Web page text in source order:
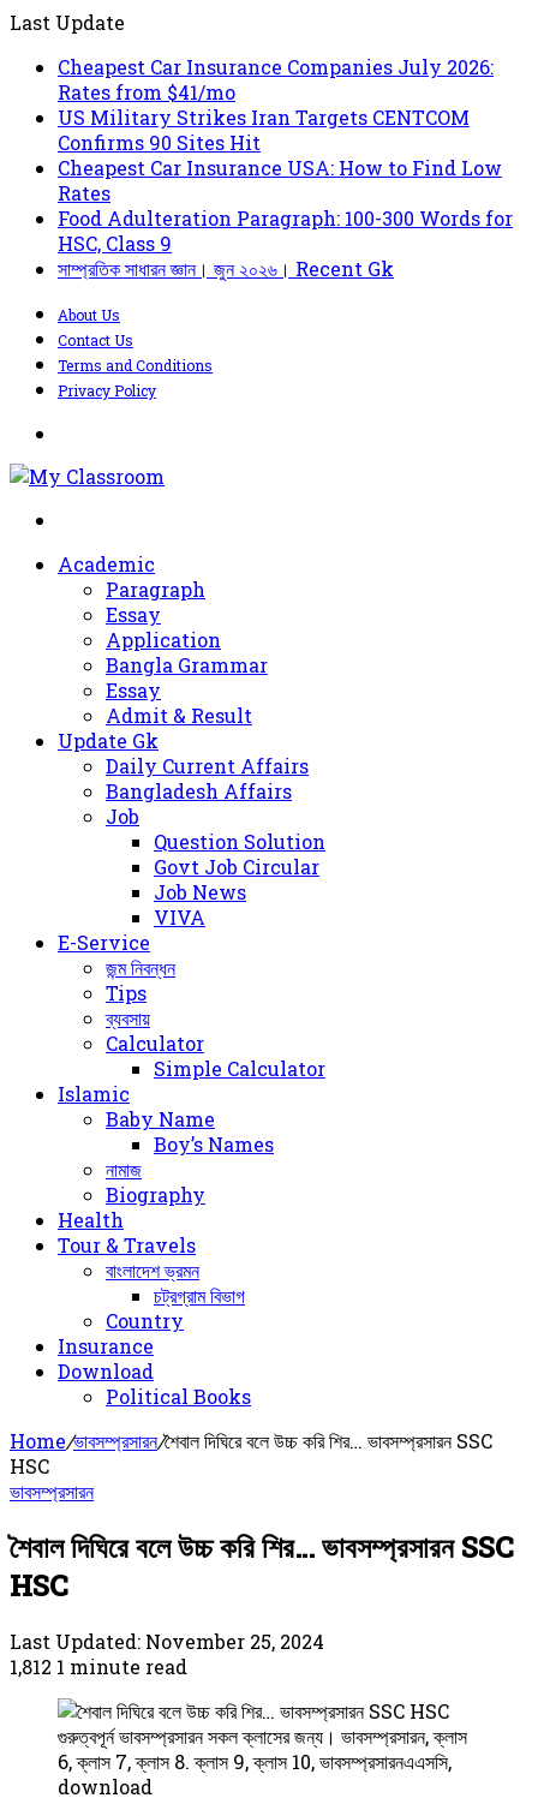
Last Update
Cheapest Car Insurance Companies July 2026:
Rates from $41/mo
US Military Strikes Iran Targets CENTCOM
Confirms 90 Sites Hit
Cheapest Car Insurance USA: How to Find Low
Rates
Food Adulteration Paragraph: 100-300 Words for
HSC, Class 9
সাম্প্রতিক সাধারন জ্ঞান। জুন ২০২৬। Recent Gk
About Us
Contact Us
Terms and Conditions
Privacy Policy
Academic
Paragraph
Essay
Application
Bangla Grammar
Essay
Admit & Result
Update Gk
Daily Current Affairs
Bangladesh Affairs
Job
Question Solution
Govt Job Circular
Job News
VIVA
E-Service
জন্ম নিবন্ধন
Tips
ব্যবসায়
Calculator
Simple Calculator
Islamic
Baby Name
Boy’s Names
নামাজ
Biography
Health
Tour & Travels
বাংলাদেশ ভ্রমন
চট্রগ্রাম বিভাগ
Country
Insurance
Download
Political Books
Home/ভাবসম্প্রসারন/শৈবাল দিঘিরে বলে উচ্চ করি শির… ভাবসম্প্রসারন SSC
HSC
ভাবসম্প্রসারন
শৈবাল দিঘিরে বলে উচ্চ করি শির… ভাবসম্প্রসারন SSC
HSC
Last Updated: November 25, 2024
1,812 1 minute read
গুরুত্বপূর্ন ভাবসম্প্রসারন সকল ক্লাসের জন্য। ভাবসম্প্রসারন, ক্লাস
6, ক্লাস 7, ক্লাস 8. ক্লাস 9, ক্লাস 10, ভাবসম্প্রসারনএএসসি,
download